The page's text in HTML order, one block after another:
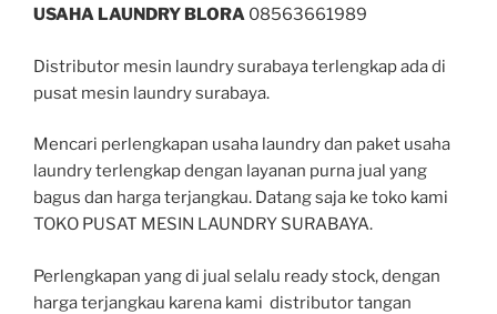
USAHA LAUNDRY BLORA 08563661989
Distributor mesin laundry surabaya terlengkap ada di
pusat mesin laundry surabaya.
Mencari perlengkapan usaha laundry dan paket usaha
laundry terlengkap dengan layanan purna jual yang
bagus dan harga terjangkau. Datang saja ke toko kami
TOKO PUSAT MESIN LAUNDRY SURABAYA.
Perlengkapan yang di jual selalu ready stock, dengan
harga terjangkau karena kami distributor tangan